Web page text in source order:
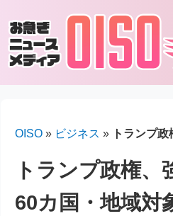
OISO » ビジネス » トランプ
トランプ政権
60カ国・地域対